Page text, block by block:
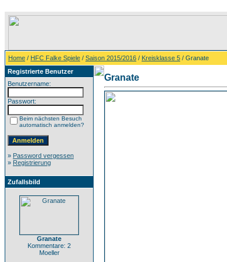
Home / HFC Falke Spiele / Saison 2015/2016 / Kreisklasse 5 / Granate
Registrierte Benutzer
Benutzername:
Passwort:
Beim nächsten Besuch
automatisch anmelden?
» Password vergessen
» Registrierung
Zufallsbild
Granate
Kommentare: 2
Moeller
Granate